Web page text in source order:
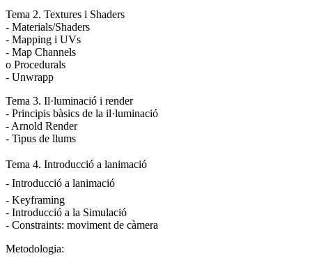
Tema 2. Textures i Shaders
- Materials/Shaders
- Mapping i UVs
- Map Channels
o Procedurals
- Unwrapp
Tema 3. Il·luminació i render
- Principis bàsics de la il·luminació
- Arnold Render
- Tipus de llums
Tema 4. Introducció a lanimació
- Introducció a lanimació
- Keyframing
- Introducció a la Simulació
- Constraints: moviment de càmera
Metodologia: